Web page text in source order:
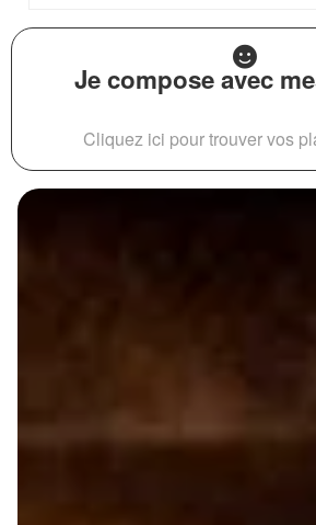
Je compose avec
Cliquez ici pour trouver vos